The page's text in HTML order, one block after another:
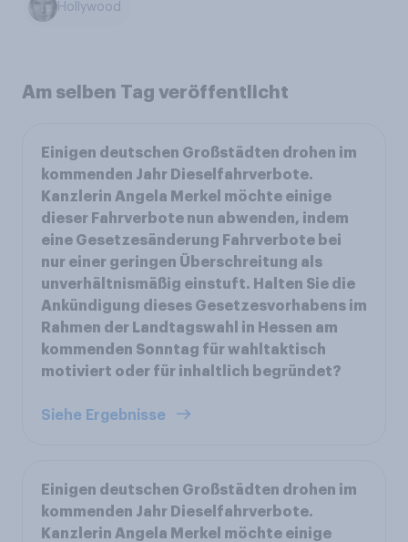
Hollywood
Am selben Tag veröffentlicht
Einigen deutschen Großstädten drohen im
kommenden Jahr Dieselfahrverbote.
Kanzlerin Angela Merkel möchte einige
dieser Fahrverbote nun abwenden, indem
eine Gesetzesänderung Fahrverbote bei
nur einer geringen Überschreitung als
unverhältnismäßig einstuft. Halten Sie die
Ankündigung dieses Gesetzesvorhabens im
Rahmen der Landtagswahl in Hessen am
kommenden Sonntag für wahltaktisch
motiviert oder für inhaltlich begründet?
Siehe Ergebnisse
Einigen deutschen Großstädten drohen im
kommenden Jahr Dieselfahrverbote.
Kanzlerin Angela Merkel möchte einige